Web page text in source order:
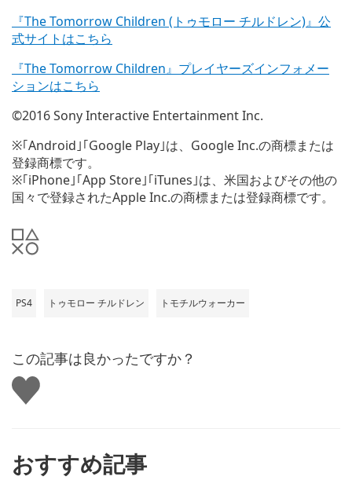
『The Tomorrow Children (トゥモロー チルドレン)』公
式サイトはこちら
『The Tomorrow Children』プレイヤーズインフォメー
ションはこちら
©2016 Sony Interactive Entertainment Inc.
※｢Android｣｢Google Play｣は、Google Inc.の商標または
登録商標です。
※｢iPhone｣｢App Store｣｢iTunes｣は、米国およびその他の
国々で登録されたApple Inc.の商標または登録商標です。
PS4 トゥモロー チルドレン トモチルウォーカー
この記事は良かったですか？
い
い
おすすめ記事